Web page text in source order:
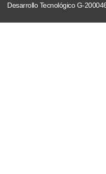
Desarrollo Tecnológico G-